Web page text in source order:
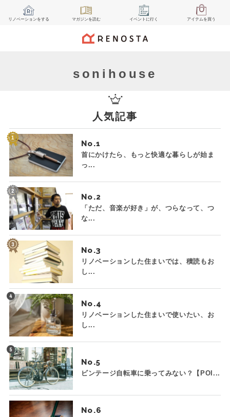
リノベーションをする マガジンを読む イベント に行く アイテムを買う
sonihouse
人気記事
No.
首にかけたら、もっと快適な暮らしが始ま
っ...
No.
「ただ、音楽が好き」が、つらなって、つ
な...
No.
リノベーションした住まいでは、積読もお
し...
No.
リノベーションした住まいで使いたい、お
し...
No.
ビンテージ自転車に乗ってみない？【POI...
No.